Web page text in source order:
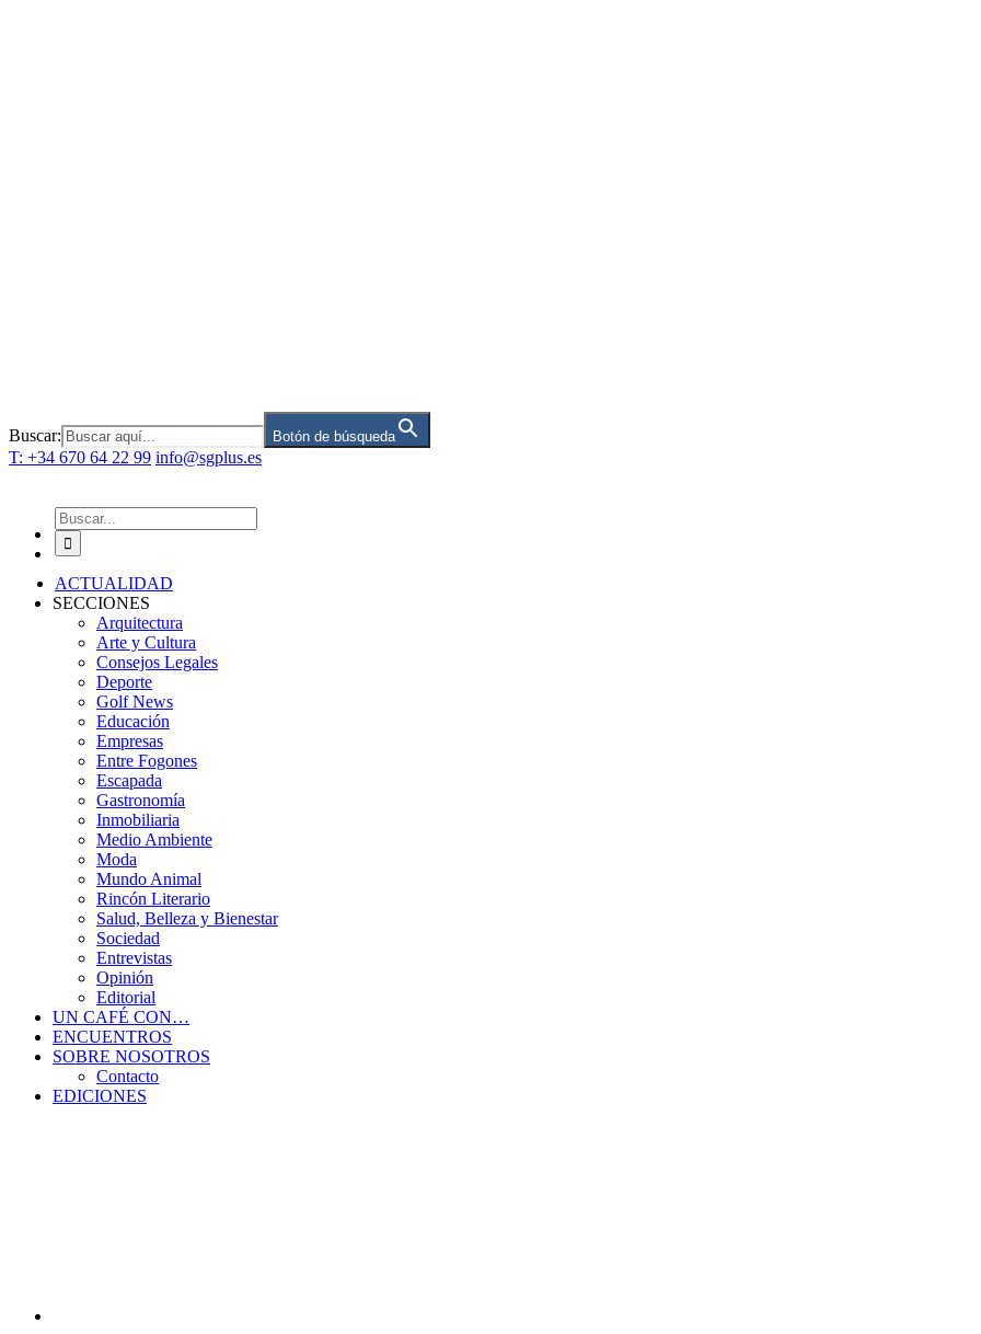
Buscar: Botón de búsqueda
T: +34 670 64 22 99 info@sgplus.es
Buscar:
ACTUALIDAD
SECCIONES
Arquitectura
Arte y Cultura
Consejos Legales
Deporte
Golf News
Educación
Empresas
Entre Fogones
Escapada
Gastronomía
Inmobiliaria
Medio Ambiente
Moda
Mundo Animal
Rincón Literario
Salud, Belleza y Bienestar
Sociedad
Entrevistas
Opinión
Editorial
UN CAFÉ CON…
ENCUENTROS
SOBRE NOSOTROS
Contacto
EDICIONES